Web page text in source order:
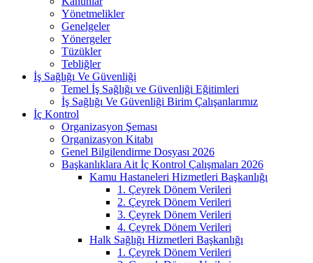
Yönetmelikler
Genelgeler
Yönergeler
Tüzükler
Tebliğler
İş Sağlığı Ve Güvenliği
Temel İş Sağlığı ve Güvenliği Eğitimleri
İş Sağlığı Ve Güvenliği Birim Çalışanlarımız
İç Kontrol
Organizasyon Şeması
Organizasyon Kitabı
Genel Bilgilendirme Dosyası 2026
Başkanlıklara Ait İç Kontrol Çalışmaları 2026
Kamu Hastaneleri Hizmetleri Başkanlığı
1. Çeyrek Dönem Verileri
2. Çeyrek Dönem Verileri
3. Çeyrek Dönem Verileri
4. Çeyrek Dönem Verileri
Halk Sağlığı Hizmetleri Başkanlığı
1. Çeyrek Dönem Verileri